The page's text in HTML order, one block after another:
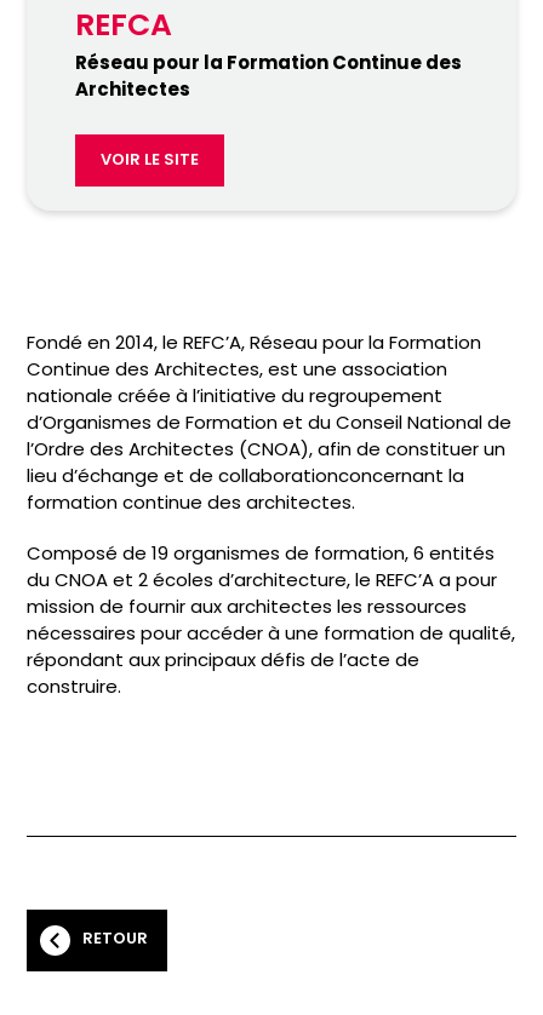
REFCA
Réseau pour la Formation Continue des
Architectes
VOIR LE SITE
Fondé en 2014, le REFC’A, Réseau pour la Formation
Continue des Architectes, est une association
nationale créée à l’initiative du regroupement
d’Organismes de Formation et du Conseil National de
l’Ordre des Architectes (CNOA), afin de constituer un
lieu d’échange et de collaborationconcernant la
formation continue des architectes.
Composé de 19 organismes de formation, 6 entités
du CNOA et 2 écoles d’architecture, le REFC’A a pour
mission de fournir aux architectes les ressources
nécessaires pour accéder à une formation de qualité,
répondant aux principaux défis de l’acte de
construire.
RETOUR